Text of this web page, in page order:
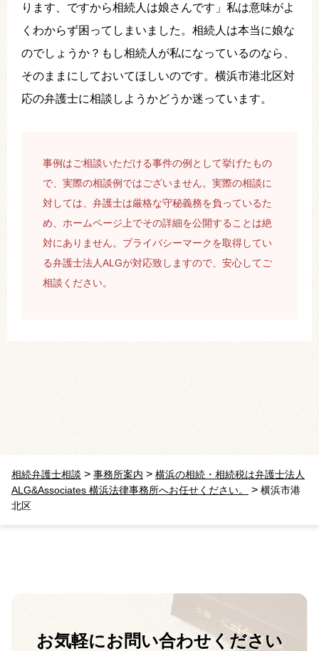
ります、ですから相続人は娘さんです」私は意味がよ
くわからず困ってしまいました。相続人は本当に娘な
のでしょうか？もし相続人が私になっているのなら、
そのままにしておいてほしいのです。横浜市港北区対
応の弁護士に相談しようかどうか迷っています。
事例はご相談いただける事件の例として挙げたもの
で、実際の相談例ではございません。実際の相談に
対しては、弁護士は厳格な守秘義務を負っているた
め、ホームページ上でその詳細を公開することは絶
対にありません。プライバシーマークを取得してい
る弁護士法人ALGが対応致しますので、安心してご
相談ください。
相続弁護士相談 > 事務所案内 > 横浜の相続・相続税は弁護士法人
ALG&Associates 横浜法律事務所へお任せください。
> 横浜市港
北区
お気軽にお問い合わせください